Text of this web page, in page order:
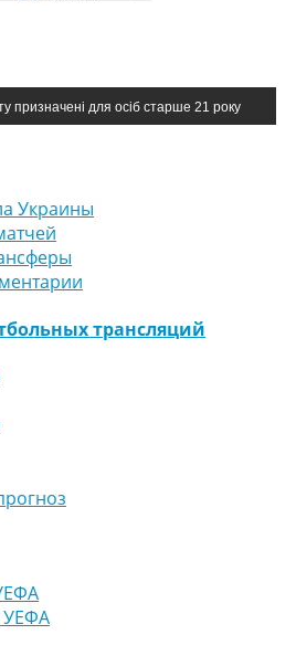
призначені для осіб старше 21 року
Украины
трансляций
УЕФА